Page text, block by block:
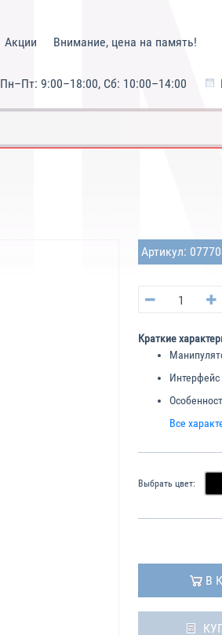
Акции Внимание, цена на память!
Пн–Пт: 9:00–18:00, Сб: 10:00–14:00
Артикул:
Краткие
Все
Выбрать цвет:
В